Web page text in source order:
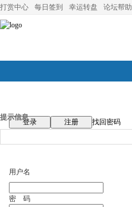
打赏中心 每日签到 幸运转盘 论坛帮助
论坛首页
登录 注册
找回密码
提示信息
用户名
密 码